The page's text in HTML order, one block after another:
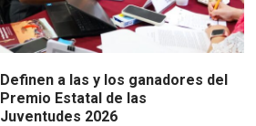
Definen a las y los ganadores del
Premio Estatal de las
Juventudes 2026